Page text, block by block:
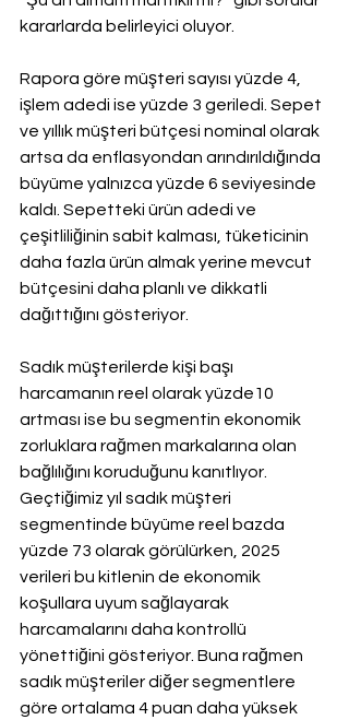
kararlarda belirleyici oluyor.
Rapora göre müşteri sayısı yüzde 4,
işlem adedi ise yüzde 3 geriledi. Sepet
ve yıllık müşteri bütçesi nominal olarak
artsa da enflasyondan arındırıldığında
büyüme yalnızca yüzde 6 seviyesinde
kaldı. Sepetteki ürün adedi ve
çeşitliliğinin sabit kalması, tüketicinin
daha fazla ürün almak yerine mevcut
bütçesini daha planlı ve dikkatli
dağıttığını gösteriyor.
Sadık müşterilerde kişi başı
harcamanın reel olarak yüzde10
artması ise bu segmentin ekonomik
zorluklara rağmen markalarına olan
bağlılığını koruduğunu kanıtlıyor.
Geçtiğimiz yıl sadık müşteri
segmentinde büyüme reel bazda
yüzde 73 olarak görülürken, 2025
verileri bu kitlenin de ekonomik
koşullara uyum sağlayarak
harcamalarını daha kontrollü
yönettiğini gösteriyor. Buna rağmen
sadık müşteriler diğer segmentlere
göre ortalama 4 puan daha yüksek